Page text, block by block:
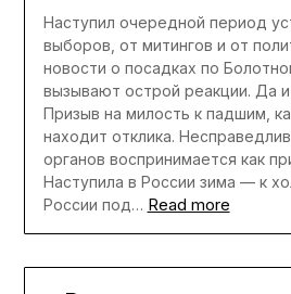
Наступил очередной период
выборов, от митингов и от
новости о посадках по
вызывают острой реакции. Да и
Призыв на милость к падшим,
находит отклика.
органов воспринимается как
Наступила в России зима — к
России под… Read more